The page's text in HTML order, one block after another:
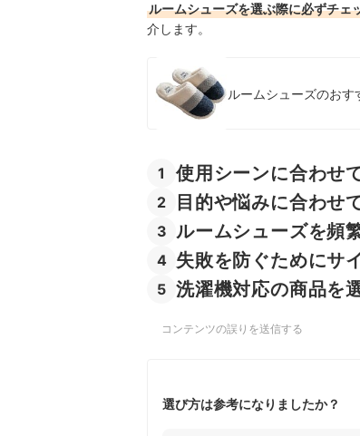
おしゃれスリッパの売れ筋ランキング
ルームシューズを選ぶ際に必ずチェ
介します。
ルームシューズのおす
1 使用シーンに合わせ
2 目的や悩みに合わせ
3 ルームシューズを頻
4 失敗を防ぐためにサ
5 洗濯機対応の商品を
コンテンツの誤りを送信する
選び方は参考になりましたか？